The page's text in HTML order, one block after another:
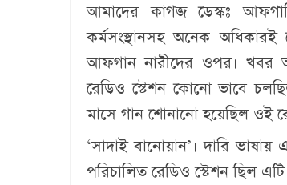
আমাদের কাগজ ডেস্কঃ
কর্মসংস্থানসহ অনেক
আফগান নারীদের ওপর। খবর
রেডিও স্টেশন কোনো ভাবে
মাসে গান শোনানো হয়েছিল ওই
‘সাদাই বানোয়ান’। দারি
পরিচালিত রেডিও স্টেশন ছিল